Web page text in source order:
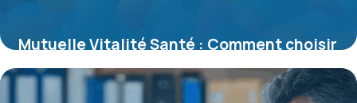
Mutuelle Vitalité Santé : Comment choisir
une protection sur-mesure adaptée à
votre bien-être